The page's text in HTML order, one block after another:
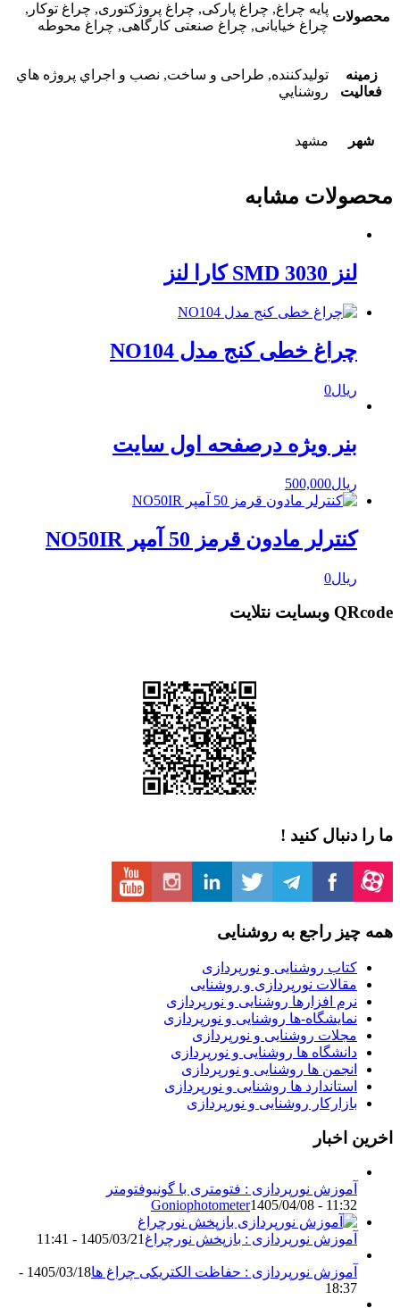
محصولات
پایه چراغ, چراغ پارکی, چراغ پروژکتوری, چراغ توکار,
چراغ خیابانی, چراغ صنعتی کارگاهی, چراغ محوطه
زمینه
فعالیت
توليدكننده, طراحی و ساخت, نصب و اجراي پروژه هاي
روشنايي
شهر مشهد
محصولات مشابه
لنز 3030 SMD کارا لنز
چراغ خطی کنج مدل NO104
ریال0
بنر ویژه درصفحه اول سایت
ریال500,000
کنترلر مادون قرمز 50 آمپر NO50IR
ریال0
QRcode وبسایت نتلایت
ما را دنبال کنید !
همه چیز راجع به روشنایی
کتاب روشنایی و نورپردازی
مقالات نورپردازی و روشنایی
نرم افزارها روشنایی و نورپردازی
نمایشگاه-ها روشنایی و نورپردازی
مجلات روشنایی و نورپردازی
دانشگاه ها روشنایی و نورپردازی
انجمن ها روشنایی و نورپردازی
استاندارد ها روشنایی و نورپردازی
بازارکار روشنایی و نورپردازی
اخرین اخبار
آموزش نورپردازی : فتومتری با گونیوفتومتر
Goniophotometer1405/04/08 - 11:32
آموزش نورپردازی : بازپخش نورچراغ 1405/03/21 - 11:41
آموزش نورپردازی : حفاظت الکتریکی چراغ ها
1405/03/18 -
18:37